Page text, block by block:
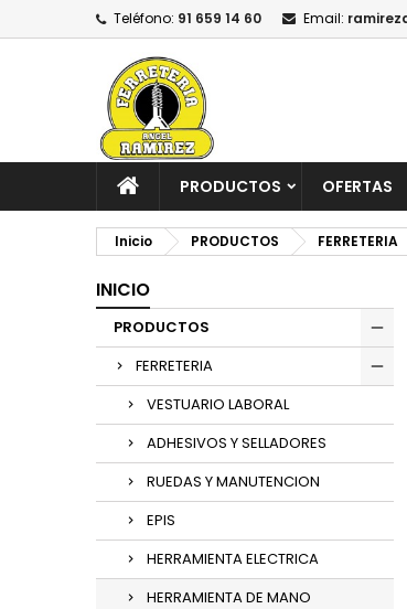
Teléfono: 91 659 14 60 Email:
PRODUCTOS OFERTAS
Inicio PRODUCTOS FERRETERIA
INICIO
PRODUCTOS
FERRETERIA
VESTUARIO LABORAL
ADHESIVOS Y SELLADORES
RUEDAS Y MANUTENCION
EPIS
HERRAMIENTA ELECTRICA
HERRAMIENTA DE MANO